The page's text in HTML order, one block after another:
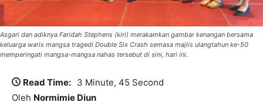
Asgari dan adiknya Faridah Stephens (kiri) merakamkan gambar kenangan bersama
keluarga waris mangsa tragedi Double Six Crash semasa majlis ulangtahun ke-50
memperingati mangsa-mangsa nahas tersebut di sini, hari ini.
Read Time: 3 Minute, 45 Second
Oleh Normimie Diun